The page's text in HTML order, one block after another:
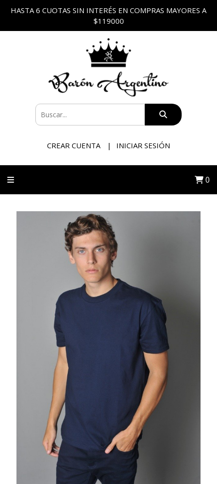
HASTA 6 CUOTAS SIN INTERÉS EN COMPRAS MAYORES A
$119000
CREAR CUENTA INICIAR SESIÓN
0